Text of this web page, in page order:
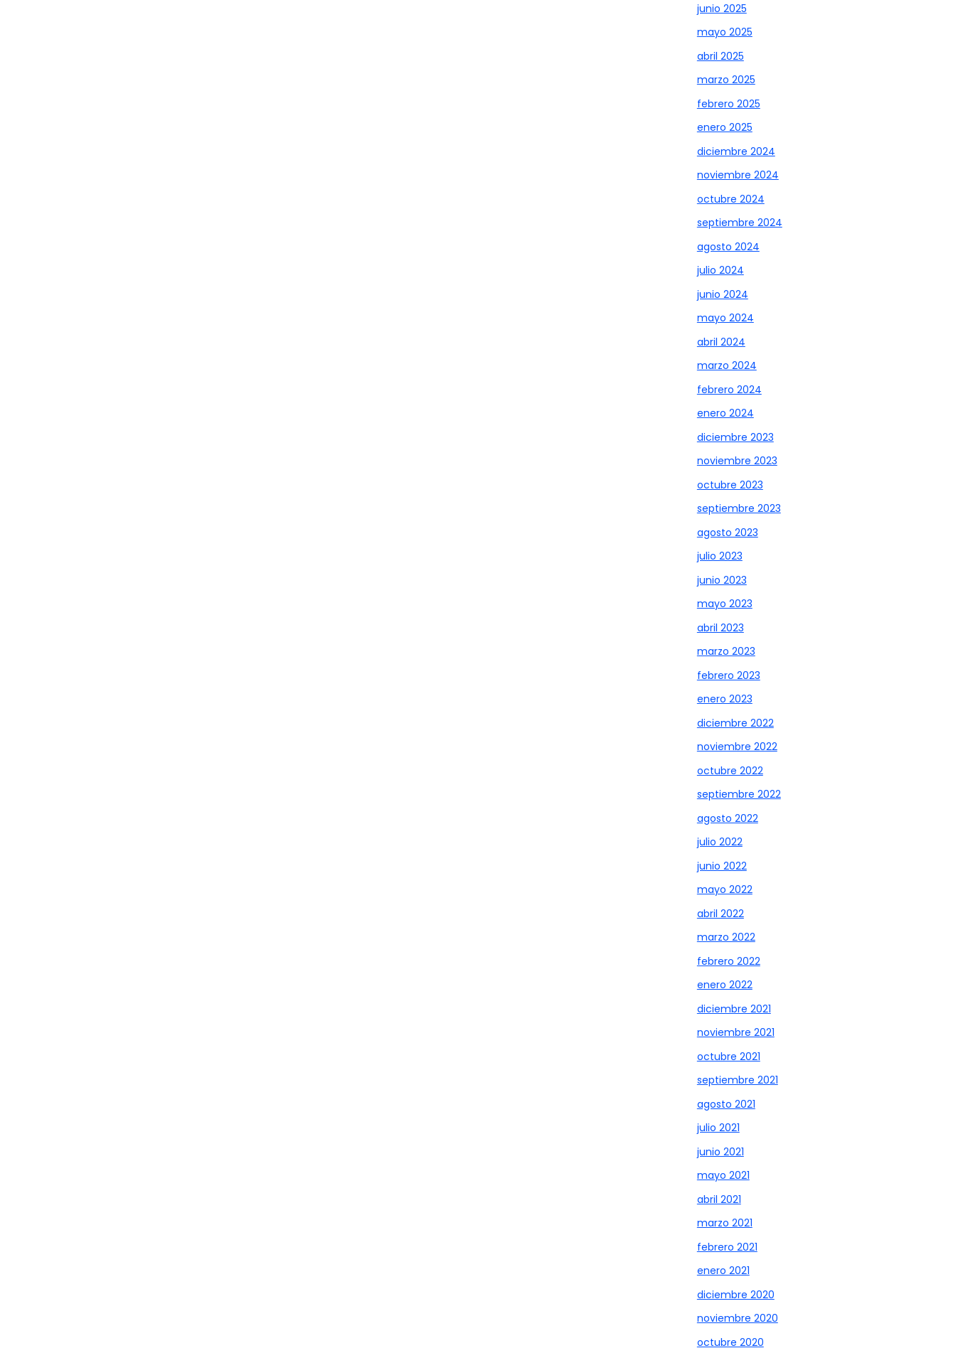
junio 2025
mayo 2025
abril 2025
marzo 2025
febrero 2025
enero 2025
diciembre 2024
noviembre 2024
octubre 2024
septiembre 2024
agosto 2024
julio 2024
junio 2024
mayo 2024
abril 2024
marzo 2024
febrero 2024
enero 2024
diciembre 2023
noviembre 2023
octubre 2023
septiembre 2023
agosto 2023
julio 2023
junio 2023
mayo 2023
abril 2023
marzo 2023
febrero 2023
enero 2023
diciembre 2022
noviembre 2022
octubre 2022
septiembre 2022
agosto 2022
julio 2022
junio 2022
mayo 2022
abril 2022
marzo 2022
febrero 2022
enero 2022
diciembre 2021
noviembre 2021
octubre 2021
septiembre 2021
agosto 2021
julio 2021
junio 2021
mayo 2021
abril 2021
marzo 2021
febrero 2021
enero 2021
diciembre 2020
noviembre 2020
octubre 2020